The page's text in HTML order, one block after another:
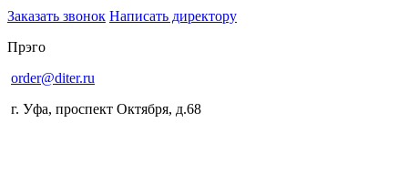
Заказать звонок Написать директору
Прэго
order@diter.ru
г. Уфа, проспект Октября, д.68